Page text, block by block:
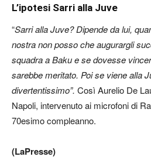
L’ipotesi Sarri alla Juve
“Sarri alla Juve? Dipende da lui,
nostra non posso che augurargli
squadra a Baku e se dovesse
sarebbe meritato. Poi se viene alla
divertentissimo”. Così Aurelio De
Napoli, intervenuto ai microfoni di
70esimo compleanno.
(LaPresse)